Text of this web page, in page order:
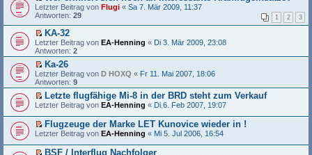
t
r
a
g
r
B
e
t
r
a
g
s
e
n
e
r
B
e
t
r
a
g
g
e
e
s
e
n
e
r
B
e
t
a
g
e
r
u
n
g
e
l
e
s
e
n
e
r
B
e
i
r
E
r
e
r
u
n
g
e
l
e
s
n
e
r
B
Letzter Beitrag von Flugi « Sa 7. Mär 2009, 11:37
Antworten: 29 1 2 3
E
r
s
e
r
u
n
g
e
e
e
KA-32
Letzter Beitrag von EA-Henning « Di 3. Mär 2009, 23:08
Antworten: 2
E
r
s
e
u
n
g
e
Ka-26
Letzter Beitrag von D HOXQ « Fr 11. Mai 2007, 18:06
Antworten: 9
E
s
e
r
u
Letzte flugfähige Mi-8 in der BRD steht zum Verkauf
Letzter Beitrag von EA-Henning « Di 6. Feb 2007, 19:07
E
s
Flugzeuge der Marke LET Kunovice wieder in !
Letzter Beitrag von EA-Henning « Mi 5. Jul 2006, 16:54
BSF / Interflug Nachfolger